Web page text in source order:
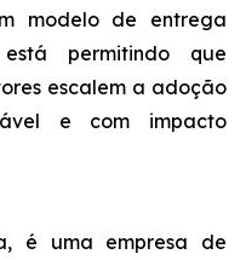
modelo de entrega
permitindo que
escalem a adoção
e com impacto
é uma empresa de